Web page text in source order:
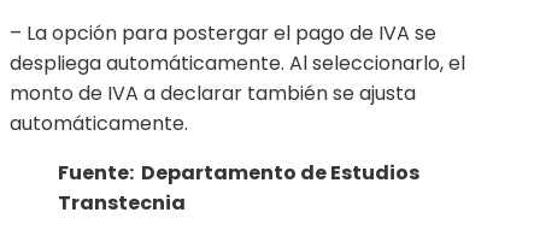
– La opción para postergar el pago de IVA se
despliega automáticamente. Al seleccionarlo, el
monto de IVA a declarar también se ajusta
automáticamente.
Fuente: Departamento de Estudios
Transtecnia